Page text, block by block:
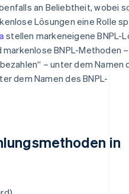
an Beliebtheit, wobei
Lösungen eine Rolle
stellen markeneigene BNPL-
markenlose BNPL-Methoden
– unter dem Namen
dem Namen des BNPL-
in